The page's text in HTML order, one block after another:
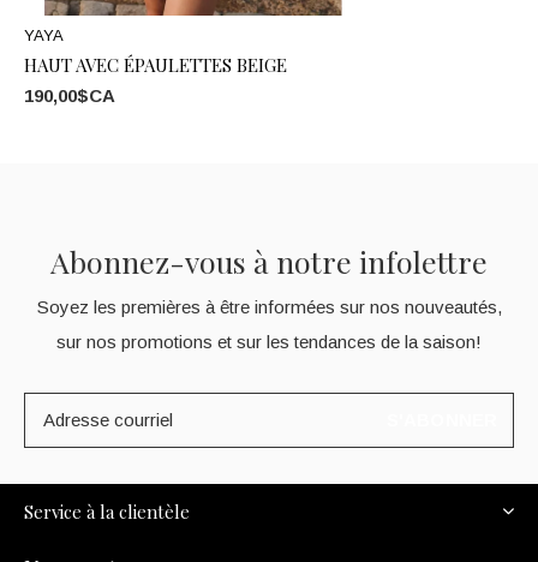
YAYA
HAUT AVEC ÉPAULETTES BEIGE
190,00$CA
Abonnez-vous à notre infolettre
Soyez les premières à être informées sur nos nouveautés,
sur nos promotions et sur les tendances de la saison!
Service à la clientèle